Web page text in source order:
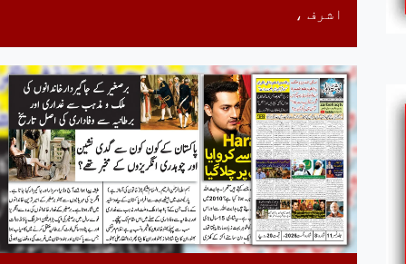
اشرف ،